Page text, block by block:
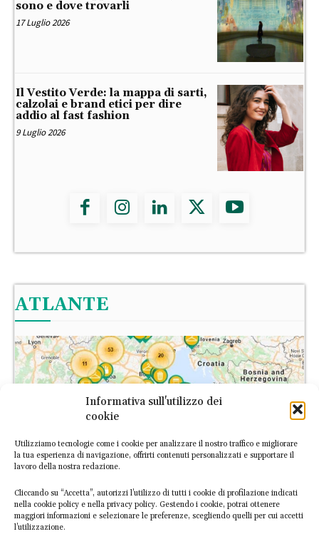
Informativa sull'utilizzo dei
cookie
Utilizziamo tecnologie come i cookie per analizzare il nostro traffico e migliorare
la tua esperienza di navigazione, offrirti contenuti personalizzati e supportare il
lavoro della nostra redazione.
Cliccando su “Accetta”, autorizzi l’utilizzo di tutti i cookie di profilazione indicati
nella cookie policy e nella privacy policy. Gestendo i cookie, potrai ottenere
maggiori informazioni e selezionare le preferenze, scegliendo quelli per cui accetti
l’utilizzazione.
sono e dove trovarli
17 Luglio 2026
Il Vestito Verde: la mappa di sarti,
calzolai e brand etici per dire
addio al fast fashion
9 Luglio 2026
ATLANTE